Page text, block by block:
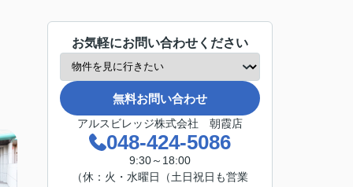
お気軽にお問い合わせください
無料お問い合わせ
アルスビレッジ株式会社 朝霞店
048-424-5086
9:30～18:00
（休：火・水曜日（土日祝日も営業